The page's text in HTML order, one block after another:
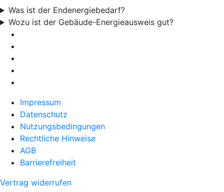
Was ist der Endenergiebedarf?
Wozu ist der Gebäude-Energieausweis gut?
Impressum
Datenschutz
Nutzungsbedingungen
Rechtliche Hinweise
AGB
Barrierefreiheit
Vertrag widerrufen